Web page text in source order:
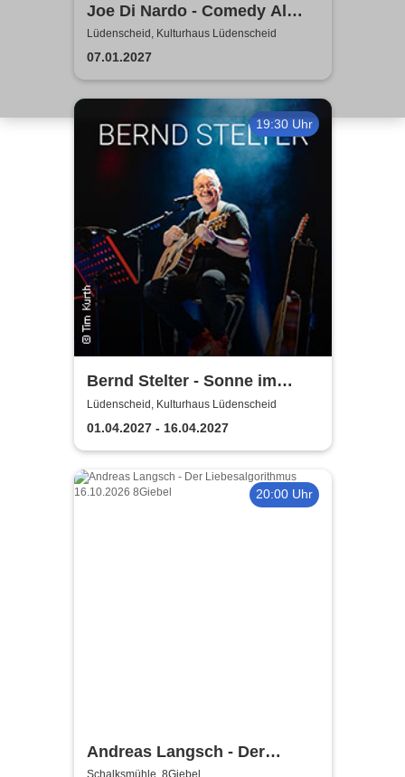
Joe Di Nardo - Comedy Al
Dente
Lüdenscheid, Kulturhaus Lüdenscheid
07.01.2027
19:30 Uhr
Bernd Stelter - Sonne im
Herzen, Blödsinn im Kopp!
Lüdenscheid, Kulturhaus Lüdenscheid
01.04.2027 - 16.04.2027
20:00 Uhr
Andreas Langsch - Der